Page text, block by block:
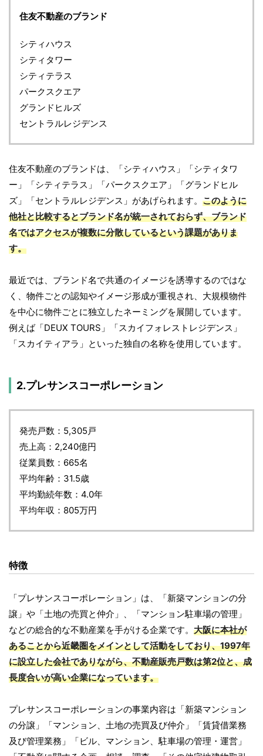
住友不動産のブランド
シティハウス
シティタワー
シティテラス
パークスクエア
グランドヒルズ
セントラルレジデンス
住友不動産のブランドは、「シティハウス」「シティタワ
ー」「シティテラス」「パークスクエア」「グランドヒル
ズ」「セントラルレジデンス」があげられます。 このように
他社と比較するとブランド名が統一されておらず、ブランド
名ではアクセスが複数に分散しているという課題がありま
す。
最近では、ブランド名で共通のイメージを誘導するのではな
く、物件ごとの認知やイメージ形成が重視され、大規模物件
を中心に物件ごとに独立したネーミングを展開しています。
例えば「DEUX TOURS」「スカイフォレストレジデンス」
「スカイティアラ」といった独自の名称を使用しています。
2.プレサンスコーポレーション
発売戸数：5,305戸
売上高：2,240億円
従業員数：665名
平均年齢：31.5歳
平均勤続年数：4.0年
平均年収：805万円
特徴
「プレサンスコーポレーション」は、「新築マンションの分
譲」や「土地の売買と仲介」、「マンション駐車場の管理」
などの総合的な不動産業を手がける企業です。 大阪に本社が
あることから近畿圏をメインとして活動をしており、1997年
に設立した会社でありながら、不動産販売戸数は第2位と、成
長度合いが高い企業になっています。
プレサンスコーポレーションの事業内容は「新築マンション
の分譲」「マンション、土地の売買及び仲介」「賃貸借業務
及び管理業務」「ビル、マンション、駐車場の管理・運営」